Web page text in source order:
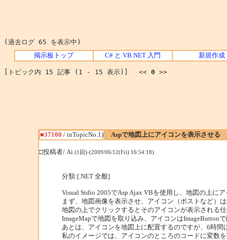
(過去ログ 65 を表示中)
掲示板トップ C# と VB.NET 入門 新規作成
[トピック内 15 記事 (1 - 15 表示)] << 0 >>
■37100 / inTopicNo.1)
Aspで地図上にアイコンを表示させる
□投稿者/ Ai (1回)-(2009/06/12(Fri) 16:54:18)
分類:[.NET 全般]
Visual Stdio 2005でAsp Ajax VBを使用し、地図の上にア
まず、地図画像を表示させ、アイコン（ポストなど）
地図の上でクリックするとそのアイコンが表示される
ImageMapで地図を取り込み、アイコンはImageButtonで
あとは、アイコンを地図上に配置するのですが、6時
私のイメージでは、アイコンのところのコードに変数